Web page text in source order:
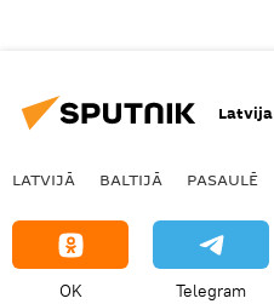
Latvija
LATVIJĀ BALTIJĀ PASAULĒ
OK Telegram